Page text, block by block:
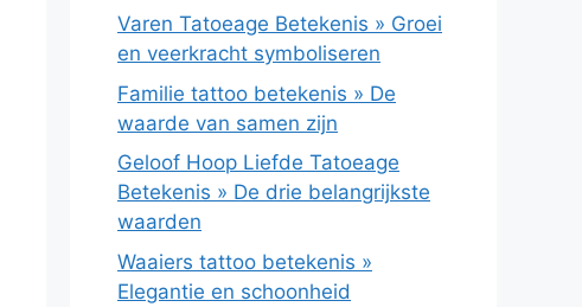
Varen Tatoeage Betekenis » Groei
en veerkracht symboliseren
Familie tattoo betekenis » De
waarde van samen zijn
Geloof Hoop Liefde Tatoeage
Betekenis » De drie belangrijkste
waarden
Waaiers tattoo betekenis »
Elegantie en schoonheid